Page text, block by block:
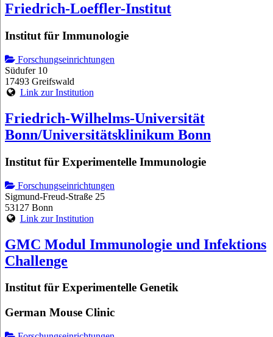
Friedrich-Loeffler-Institut
Institut für Immunologie
Forschungseinrichtungen
Südufer 10
17493 Greifswald
Link zur Institution
Friedrich-Wilhelms-Universität
Bonn/Universitätsklinikum Bonn
Institut für Experimentelle Immunologie
Forschungseinrichtungen
Sigmund-Freud-Straße 25
53127 Bonn
Link zur Institution
GMC Modul Immunologie und Infektions
Challenge
Institut für Experimentelle Genetik
German Mouse Clinic